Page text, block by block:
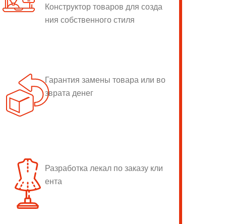
Конструктор товаров для созда
ния собственного стиля
Гарантия замены товара или во
зврата денег
Разработка лекал по заказу кли
ента